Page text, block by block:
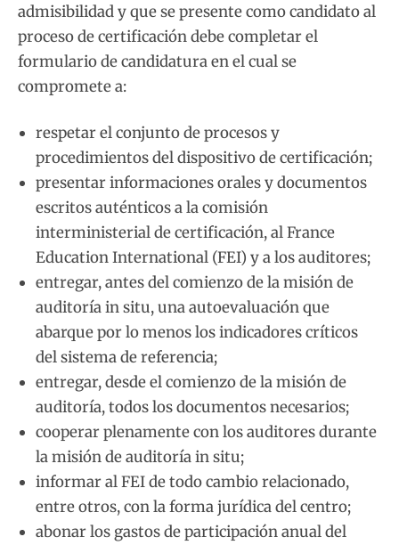
admisibilidad y que se presente como candidato al
proceso de certificación debe completar el
formulario de candidatura en el cual se
compromete a:
respetar el conjunto de procesos y
procedimientos del dispositivo de certificación;
presentar informaciones orales y documentos
escritos auténticos a la comisión
interministerial de certificación, al France
Education International (FEI) y a los auditores;
entregar, antes del comienzo de la misión de
auditoría in situ, una autoevaluación que
abarque por lo menos los indicadores críticos
del sistema de referencia;
entregar, desde el comienzo de la misión de
auditoría, todos los documentos necesarios;
cooperar plenamente con los auditores durante
la misión de auditoría in situ;
informar al FEI de todo cambio relacionado,
entre otros, con la forma jurídica del centro;
abonar los gastos de participación anual del